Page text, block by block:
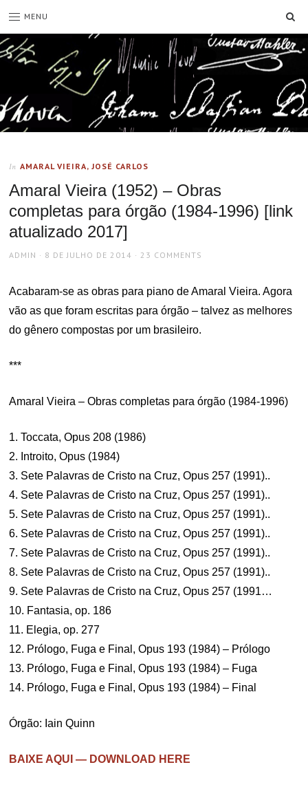
MENU
In AMARAL VIEIRA, JOSÉ CARLOS
Amaral Vieira (1952) – Obras
completas para órgão (1984-1996) [link
atualizado 2017]
AUTHOR
ADMIN
POSTED
8 DE JULHO DE 2014 23 COMMENTS
Acabaram-se as obras para piano de Amaral Vieira. Agora
vão as que foram escritas para órgão – talvez as melhores
do gênero compostas por um brasileiro.
***
Amaral Vieira – Obras completas para órgão (1984-1996)
1. Toccata, Opus 208 (1986)
2. Introito, Opus (1984)
3. Sete Palavras de Cristo na Cruz, Opus 257 (1991)..
4. Sete Palavras de Cristo na Cruz, Opus 257 (1991)..
5. Sete Palavras de Cristo na Cruz, Opus 257 (1991)..
6. Sete Palavras de Cristo na Cruz, Opus 257 (1991)..
7. Sete Palavras de Cristo na Cruz, Opus 257 (1991)..
8. Sete Palavras de Cristo na Cruz, Opus 257 (1991)..
9. Sete Palavras de Cristo na Cruz, Opus 257 (1991…
10. Fantasia, op. 186
11. Elegia, op. 277
12. Prólogo, Fuga e Final, Opus 193 (1984) – Prólogo
13. Prólogo, Fuga e Final, Opus 193 (1984) – Fuga
14. Prólogo, Fuga e Final, Opus 193 (1984) – Final
Órgão: Iain Quinn
BAIXE AQUI — DOWNLOAD HERE